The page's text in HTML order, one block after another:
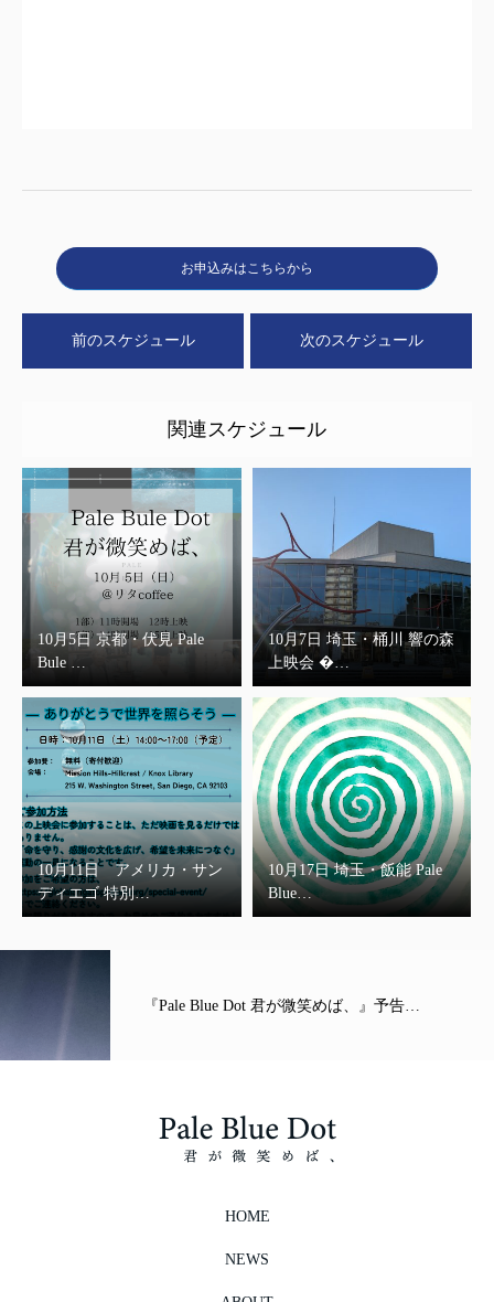
お申込みはこちらから
前のスケジュール 次のスケジュール
関連スケジュール
10月5日 京都・伏見 Pale
Bule …
10月7日 埼玉・桶川 響の森
上映会 �…
10月11日 アメリカ・サン
ディエゴ 特別…
10月17日 埼玉・飯能 Pale
Blue…
『Pale Blue Dot 君が微笑めば、』予告…
HOME
NEWS